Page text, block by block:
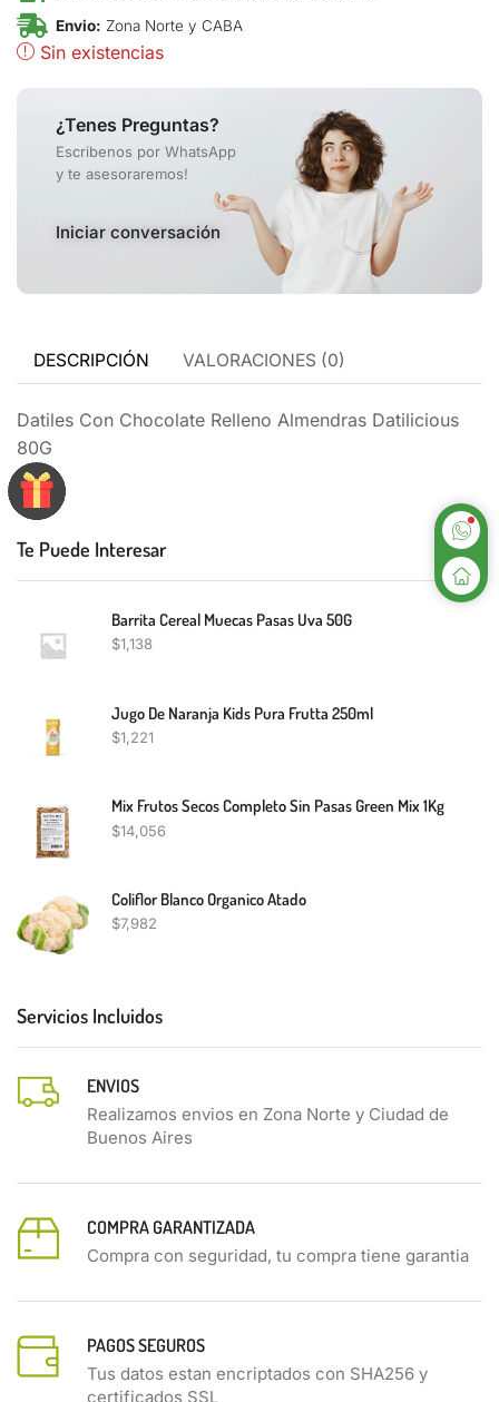
Envio: Zona Norte y CABA
Sin existencias
¿Tenes Preguntas?
Escribenos por WhatsApp
y te asesoraremos!
Iniciar conversación
DESCRIPCIÓN VALORACIONES (0)
Datiles Con Chocolate Relleno Almendras Datilicious
80G
Te Puede Interesar
Barrita Cereal Muecas Pasas Uva 50G
$1,138
Jugo De Naranja Kids Pura Frutta 250ml
$1,221
Mix Frutos Secos Completo Sin Pasas Green Mix 1Kg
$14,056
Coliflor Blanco Organico Atado
$7,982
Servicios Incluidos
ENVIOS
Realizamos envios en Zona Norte y Ciudad de
Buenos Aires
COMPRA GARANTIZADA
Compra con seguridad, tu compra tiene garantia
PAGOS SEGUROS
Tus datos estan encriptados con SHA256 y
certificados SSL